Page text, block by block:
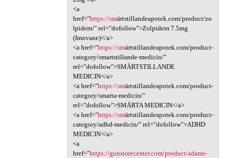
<a
href="https://smärtstillandeapotek.com/product/zo
lpidem/" rel="dofollow">Zolpidem 7.5mg
(Imovane)</a>
<a href="https://smärtstillandeapotek.com/product-
category/smartstillande-medicin/"
rel="dofollow">SMÄRTSTILLANDE
MEDICIN</a>
<a href="https://smärtstillandeapotek.com/product-
category/smarta-medicin/"
rel="dofollow">SMÄRTA MEDICIN</a>
<a href="https://smärtstillandeapotek.com/product-
category/adhd-medicin/" rel="dofollow">ADHD
MEDICIN</a>
<a
href="https://gunstorecenter.com/product/adams-